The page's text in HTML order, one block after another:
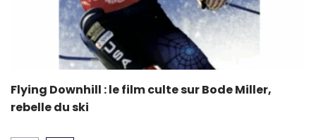
Flying Downhill : le film culte sur Bode Miller,
rebelle du ski